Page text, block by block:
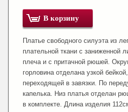
В корзину
Платье свободного силуэта из
плательной ткани с заниженной
плеча и с притачной рюшей.
горловина отделана узкой бейкой,
переходящей в завязки. По
капелька. Низ платья отделан
в комплекте. Длина изделия